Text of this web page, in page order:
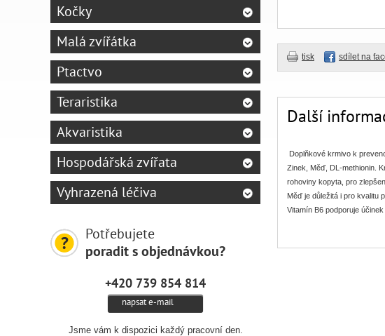
tisk sdílet na
Další
Doplňkové krmivo k
Zinek, Měď, DL-methionin.
rohoviny kopyta, pro
Měď je důležitá i pro kvalitu
Vitamín B6 podporuje
se snadno aplikuje
Kočky
Malá zvířátka
Ptactvo
Teraristika
Akvaristika
Hospodářská zvířata
Vyhrazená léčiva
Potřebujete
poradit s objednávkou?
+420 739 854 814
napsat e-mail
Jsme vám k dispozici každý pracovní den.